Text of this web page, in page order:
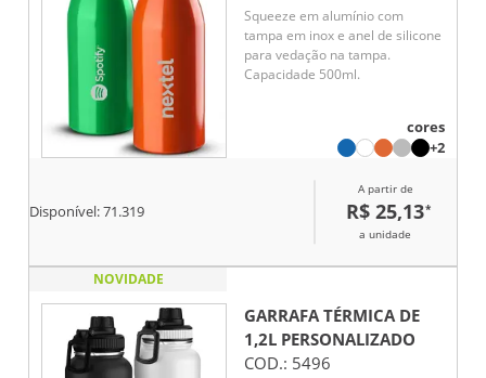
Squeeze em alumínio com
tampa em inox e anel de silicone
para vedação na tampa.
Capacidade 500ml.
cores
+2
Disponível:71.319
A partir de
R$ 25,13*
a unidade
NOVIDADE
GARRAFA TÉRMICA DE
1,2L PERSONALIZADO
COD.: 5496